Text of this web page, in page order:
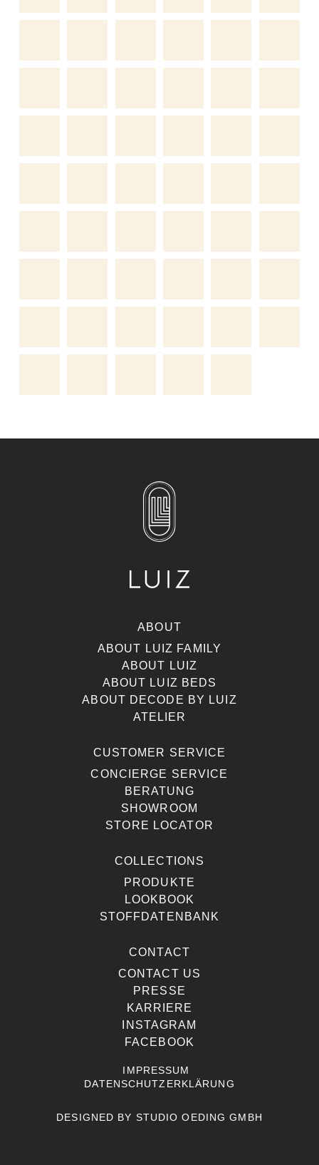
ABOUT
ABOUT LUIZ FAMILY
ABOUT LUIZ
ABOUT LUIZ BEDS
ABOUT DECODE BY LUIZ
ATELIER
CUSTOMER SERVICE
CONCIERGE SERVICE
BERATUNG
SHOWROOM
STORE LOCATOR
COLLECTIONS
PRODUKTE
LOOKBOOK
STOFFDATENBANK
CONTACT
CONTACT US
PRESSE
KARRIERE
INSTAGRAM
FACEBOOK
IMPRESSUM
DATENSCHUTZERKLÄRUNG
DESIGNED BY STUDIO OEDING GMBH